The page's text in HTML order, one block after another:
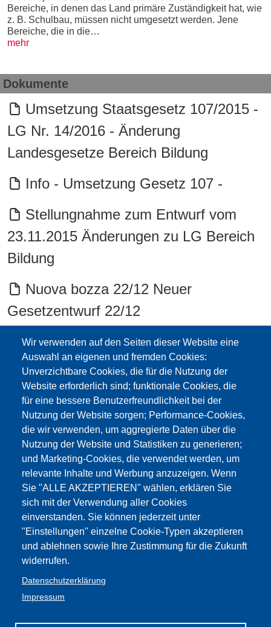
Wir verwenden auf den Seiten dieser Website eine
Auswahl an eigenen und fremden Cookies:
Unverzichtbare Cookies, die für die Nutzung der
Website erforderlich sind; funktionale Cookies, die
für eine bessere Benutzerfreundlichkeit bei der
Nutzung der Website sorgen; Performance-Cookies,
die wir verwenden, um aggregierte Daten über die
Nutzung der Website und Statistiken zu generieren;
und Marketing-Cookies, die verwendet werden, um
relevante Inhalte und Werbung anzuzeigen. Wenn
Sie "ALLE AKZEPTIEREN" wählen, erklären Sie
sich mit der Verwendung aller Cookies
einverstanden. Sie können jederzeit unter
"Einstellungen" einzelne Cookie-Typen akzeptieren
und ablehnen sowie Ihre Zustimmung für die Zukunft
widerrufen.
Datenschutzerklärung
Impressum
Bereiche, in denen das Land primäre Zuständigkeit hat, wie
z. B. Schulbau, müssen nicht umgesetzt werden. Jene
Bereiche, die in die…
mehr
Dokumente
Umsetzung Staatsgesetz 107/2015 -
LG Nr. 14/2016 - Änderung
Landesgesetze Bereich Bildung
Info - Umsetzung Gesetz 107 -
Stellungnahme zum Entwurf vom
23.11.2015 Änderungen zu LG Bereich
Bildung
Nuova bozza 22/12 Neuer
Gesetzentwurf 22/12
Gesetz 107 Übersetzung Schulamt
Gesetzentwurf Umsetzung 'Buona
scuola'
Pressemitteilung Umsetzung Gesetz
107/2015
Vorschläge Umsetzung des
Gesetzes Nr. 107/2015
Legge n. 107 del 13 luglio 2015 - La
buona scuola e scheda di lettura FLC
Maxiemendamento -
Abänderungsvorschläge für Prov. Bozen